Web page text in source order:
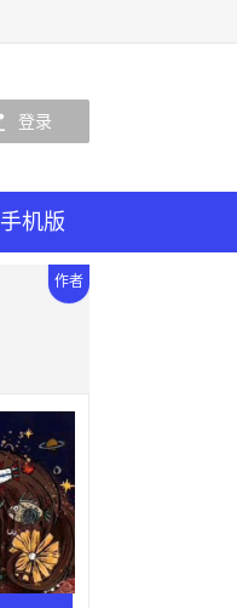
登录
手机版
作者